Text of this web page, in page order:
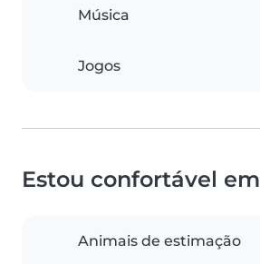
Música
Jogos
Estou confortável em
Animais de estimação